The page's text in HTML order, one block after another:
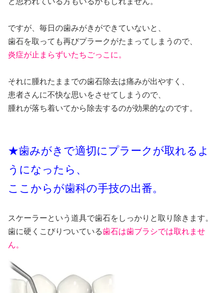
ですが、毎日の歯みがきができていないと、
歯石を取っても再びプラークがたまってしまうので、
炎症が止まらずいたちごっこに。
それに腫れたままでの歯石除去は痛みが出やすく、
患者さんに不快な思いをさせてしまうので、
腫れが落ち着いてから除去するのが効果的なのです。
★歯みがきで適切にプラークが取れるよ
うになったら、
ここからが歯科の手技の出番。
スケーラーという道具で歯石をしっかりと取り除きます。
歯に硬くこびりついている歯石は歯ブラシでは取れませ
ん。